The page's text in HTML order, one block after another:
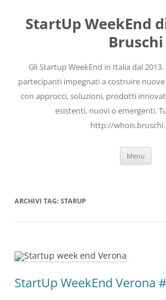
contenuto
StartUp WeekEnd
Bruschi
Gli Startup WeekEnd in Italia dal
partecipanti impegnati a costruire
con approcci, soluzioni, prodotti
esistenti, nuovi o emergenti.
http://
Menu
ARCHIVI TAG: STARUP
StartUp WeekEnd Verona